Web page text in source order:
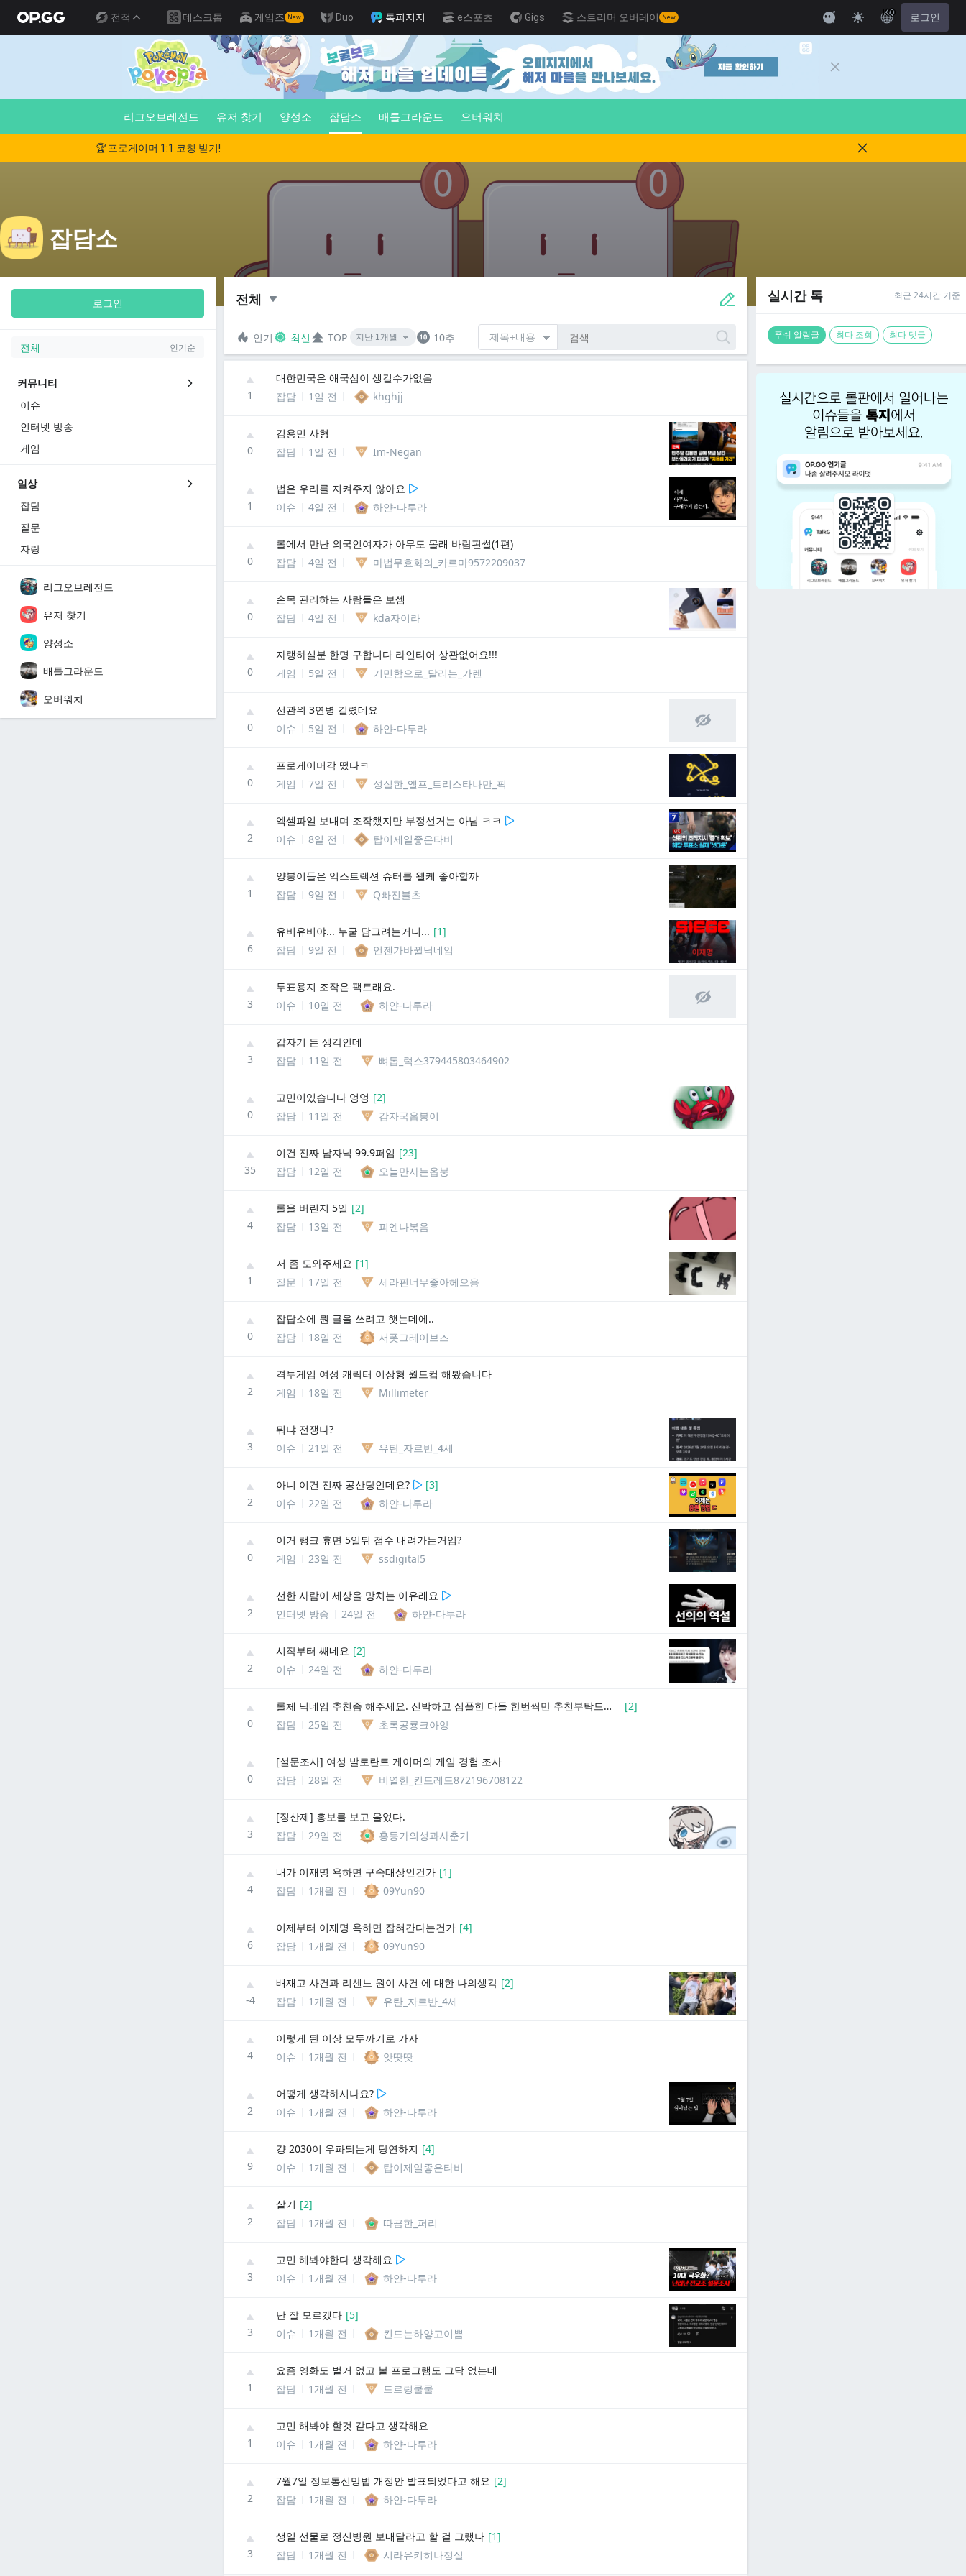
전적 데스크톱 게임즈 New Duo 톡피지지 e스포츠 Gigs 스트리머 오버레이 New
KO 로그인
리그오브레전드 유저 찾기 양성소 잡담소 배틀그라운드 오버워치
🏆 프로게이머 1:1 코칭 받기!
잡담소
로그인
전체 인기순
커뮤니티
이슈
인터넷 방송
게임
일상
잡담
질문
자랑
리그오브레전드
유저 찾기
양성소
배틀그라운드
오버워치
전체
인기 최신 TOP 10추
1
대한민국은 애국심이 생길수가없음
잡담
1일 전 khghjj
0
김용민 사형
잡담
1일 전 Im-Negan
1
법은 우리를 지켜주지 않아요
이슈
4일 전 하얀-다투라
0
롤에서 만난 외국인여자가 아무도 몰래 바람핀썰(1편)
잡담
4일 전 마법무효화의_카르마9572209037
0
손목 관리하는 사람들은 보셈
잡담
4일 전 kda자이라
0
자랭하실분 한명 구합니다 라인티어 상관없어요!!!
게임
5일 전 기민함으로_달리는_가렌
0
선관위 3연병 걸렸데요
이슈
5일 전 하얀-다투라
0
프로게이머각 떴다ㅋ
게임
7일 전 성실한_엘프_트리스타나만_픽
2
엑셀파일 보내며 조작했지만 부정선거는 아님 ㅋㅋ
이슈
8일 전 탑이제일좋은타비
1
양붕이들은 익스트랙션 슈터를 왤케 좋아할까
잡담
9일 전 Q빠진블츠
6
유비유비야... 누굴 담그려는거니... [1]
잡담
9일 전 언젠가바뀔닉네임
3
투표용지 조작은 팩트래요.
이슈
10일 전 하얀-다투라
3
갑자기 든 생각인데
잡담
11일 전 뼈톱_럭스379445803464902
0
고민이있습니다 엉엉 [2]
잡담
11일 전 감자국옵붕이
35
이건 진짜 남자닉 99.9퍼임 [23]
잡담
12일 전 오늘만사는옵붕
4
롤을 버린지 5일 [2]
잡담
13일 전 피엔나볶음
1
저 좀 도와주세요 [1]
질문
17일 전 세라핀너무좋아헤으응
0
잡답소에 뭔 글을 쓰려고 햇는데에..
잡담
18일 전 서폿그레이브즈
2
격투게임 여성 캐릭터 이상형 월드컵 해봤습니다
게임
18일 전 Millimeter
3
뭐냐 전쟁나?
이슈
21일 전 유탄_자르반_4세
2
아니 이건 진짜 공산당인데요? [3]
이슈
22일 전 하얀-다투라
0
이거 랭크 휴면 5일뒤 점수 내려가는거임?
게임
23일 전 ssdigital5
2
선한 사람이 세상을 망치는 이유래요
인터넷 방송
24일 전 하얀-다투라
2
시작부터 쌔네요 [2]
이슈
24일 전 하얀-다투라
0
롤체 닉네임 추천좀 해주세요. 신박하고 심플한 다들 한번씩만 추천부탁드립니다. 형님덜~~~^^(비하,욕설,성적인,조롱,고인모독)이런건 빼주세요. [2]
잡담
25일 전 초록공룡크아앙
0
[설문조사] 여성 발로란트 게이머의 게임 경험 조사
잡담
28일 전 비열한_킨드레드872196708122
3
[징산제] 홍보를 보고 울었다.
잡담
29일 전 홍등가의성과사춘기
4
내가 이재명 욕하면 구속대상인건가 [1]
잡담
1개월 전 09Yun90
6
이제부터 이재명 욕하면 잡혀간다는건가 [4]
잡담
1개월 전 09Yun90
-4
배재고 사건과 리센느 원이 사건 에 대한 나의생각 [2]
잡담
1개월 전 유탄_자르반_4세
4
이렇게 된 이상 모두까기로 가자
이슈
1개월 전 앗땃땃
2
어떻게 생각하시나요?
이슈
1개월 전 하얀-다투라
9
걍 2030이 우파되는게 당연하지 [4]
이슈
1개월 전 탑이제일좋은타비
2
살기 [2]
잡담
1개월 전 따끔한_퍼리
3
고민 해봐야한다 생각해요
이슈
1개월 전 하얀-다투라
3
난 잘 모르겠다 [5]
이슈
1개월 전 킨드는하얗고이쁨
1
요즘 영화도 벌거 없고 볼 프로그램도 그닥 없는데
잡담
1개월 전 드르렁쿨쿨
1
고민 해봐야 할것 같다고 생각해요
이슈
1개월 전 하얀-다투라
2
7월7일 정보통신망법 개정안 발표되었다고 해요 [2]
잡담
1개월 전 하얀-다투라
3
생일 선물로 정신병원 보내달라고 할 걸 그랬나 [1]
잡담
1개월 전 시라유키히나정실
실시간 톡 최근 24시간 기준
푸쉬 알림글 최다 조회 최다 댓글